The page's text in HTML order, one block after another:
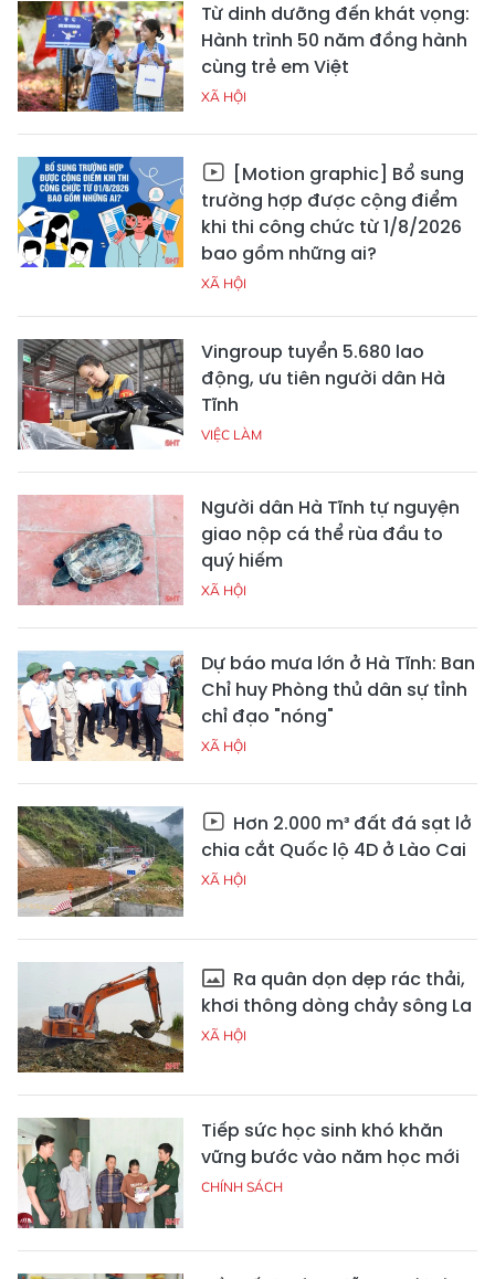
Từ dinh dưỡng đến khát vọng:
Hành trình 50 năm đồng hành
cùng trẻ em Việt
XÃ HỘI
[Motion graphic] Bổ sung
trường hợp được cộng điểm
khi thi công chức từ 1/8/2026
bao gồm những ai?
XÃ HỘI
Vingroup tuyển 5.680 lao
động, ưu tiên người dân Hà
Tĩnh
VIỆC LÀM
Người dân Hà Tĩnh tự nguyện
giao nộp cá thể rùa đầu to
quý hiếm
XÃ HỘI
Dự báo mưa lớn ở Hà Tĩnh: Ban
Chỉ huy Phòng thủ dân sự tỉnh
chỉ đạo "nóng"
XÃ HỘI
Hơn 2.000 m³ đất đá sạt lở
chia cắt Quốc lộ 4D ở Lào Cai
XÃ HỘI
Ra quân dọn dẹp rác thải,
khơi thông dòng chảy sông La
XÃ HỘI
Tiếp sức học sinh khó khăn
vững bước vào năm học mới
CHÍNH SÁCH